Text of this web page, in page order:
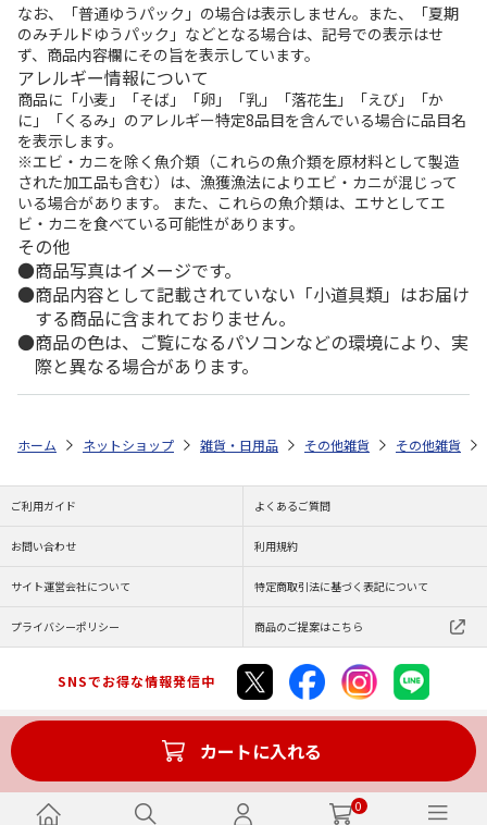
0
なお、「普通ゆうパック」の場合は表示しません。また、「夏期
のみチルドゆうパック」などとなる場合は、記号での表示はせ
ず、商品内容欄にその旨を表示しています。
アレルギー情報について
商品に「小麦」「そば」「卵」「乳」「落花生」「えび」「か
に」「くるみ」のアレルギー特定8品目を含んでいる場合に品目名
を表示します。
※エビ・カニを除く魚介類（これらの魚介類を原材料として製造
された加工品も含む）は、漁獲漁法によりエビ・カニが混じって
いる場合があります。 また、これらの魚介類は、エサとしてエ
ビ・カニを食べている可能性があります。
その他
商品写真はイメージです。
商品内容として記載されていない「小道具類」はお届け
する商品に含まれておりません。
商品の色は、ご覧になるパソコンなどの環境により、実
際と異なる場合があります。
カートに入れる
ホーム ネットショップ 雑貨・日用品 その他雑貨 その他雑貨
ご利用ガイド よくあるご質問
お問い合わせ 利用規約
サイト運営会社について 特定商取引法に基づく表記について
プライバシーポリシー 商品のご提案はこちら
SNSでお得な情報発信中